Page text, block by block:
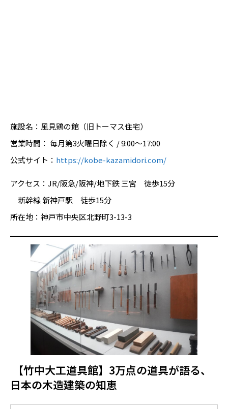
施設名：風見鶏の館（旧トーマス住宅）
営業時間： 毎月第3火曜日除く / 9:00～17:00
公式サイト： https://kobe-kazamidori.com/
アクセス：JR/阪急/阪神/地下鉄 三宮 徒歩15分
新幹線 新神戸駅 徒歩15分
所在地：神戸市中央区北野町3-13-3
【竹中大工道具館】3万点の道具が語る、
日本の木造建築の知恵